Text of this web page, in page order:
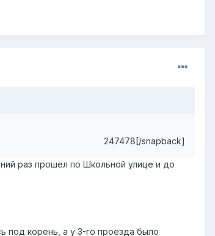
247478[/snapback]
раз прошел по Школьной улице и до
под корень, а у 3-го проезда было